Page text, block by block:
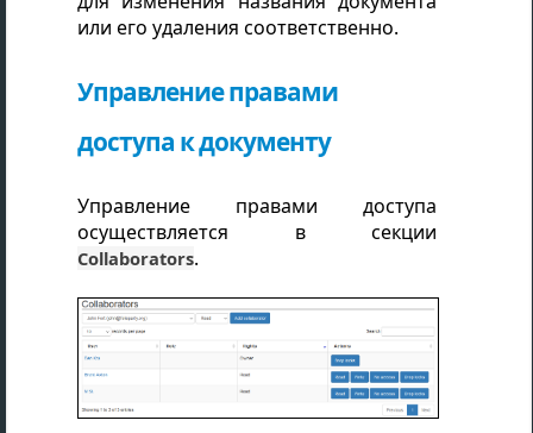
или его удаления соответственно.
Управление правами
доступа к документу
Управление правами доступа
осуществляется в секции
Collaborators.